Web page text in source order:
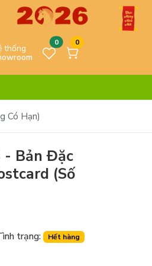
thống
0 0
Có Hạn)
- Bản Đặc
(Số
trạng: Hết hàng